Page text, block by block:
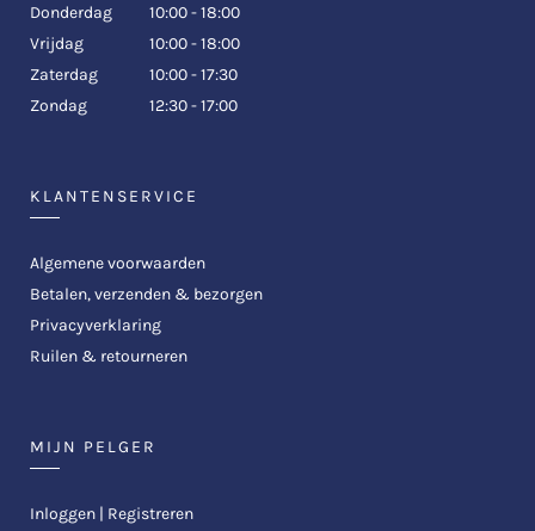
Donderdag
10:00 - 18:00
Vrijdag
10:00 - 18:00
Zaterdag
10:00 - 17:30
Zondag
12:30 - 17:00
KLANTENSERVICE
Algemene voorwaarden
Betalen, verzenden & bezorgen
Privacyverklaring
Ruilen & retourneren
MIJN PELGER
Inloggen | Registreren